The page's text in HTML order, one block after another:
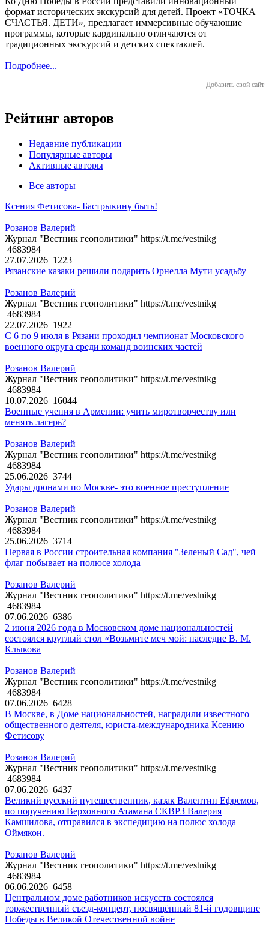
формат исторических экскурсий для детей. Проект «ТОЧКА
СЧАСТЬЯ. ДЕТИ», предлагает иммерсивные обучающие
программы, которые кардинально отличаются от
традиционных экскурсий и детских спектаклей.
Подробнее...
Добавить свой сайт
Рейтинг авторов
Недавние публикации
Популярные авторы
Активные авторы
Все авторы
Ксения Фетисова- Бастрыкину быть!
Розанов Валерий
Журнал "Вестник геополитики" https://t.me/vestnikg
4683984
27.07.2026 1223
Рязанские казаки решили подарить Орнелла Мути усадьбу
Розанов Валерий
Журнал "Вестник геополитики" https://t.me/vestnikg
4683984
22.07.2026 1922
С 6 по 9 июля в Рязани проходил чемпионат Московского
военного округа среди команд воинских частей
Розанов Валерий
Журнал "Вестник геополитики" https://t.me/vestnikg
4683984
10.07.2026 16044
Военные учения в Армении: учить миротворчеству или
менять лагерь?
Розанов Валерий
Журнал "Вестник геополитики" https://t.me/vestnikg
4683984
25.06.2026 3744
Удары дронами по Москве- это военное преступление
Розанов Валерий
Журнал "Вестник геополитики" https://t.me/vestnikg
4683984
25.06.2026 3714
Первая в России строительная компания "Зеленый Сад", чей
флаг побывает на полюсе холода
Розанов Валерий
Журнал "Вестник геополитики" https://t.me/vestnikg
4683984
07.06.2026 6386
2 июня 2026 года в Московском доме национальностей
состоялся круглый стол «Возьмите меч мой: наследие В. М.
Клыкова
Розанов Валерий
Журнал "Вестник геополитики" https://t.me/vestnikg
4683984
07.06.2026 6428
В Москве, в Доме национальностей, наградили известного
общественного деятеля, юриста-международника Ксению
Фетисову
Розанов Валерий
Журнал "Вестник геополитики" https://t.me/vestnikg
4683984
07.06.2026 6437
Великий русский путешественник, казак Валентин Ефремов,
по поручению Верховного Атамана СКВРЗ Валерия
Камшилова, отправился в экспедицию на полюс холода
Оймякон.
Розанов Валерий
Журнал "Вестник геополитики" https://t.me/vestnikg
4683984
06.06.2026 6458
Центральном доме работников искусств состоялся
торжественный съезд-концерт, посвящённый 81-й годовщине
Победы в Великой Отечественной войне